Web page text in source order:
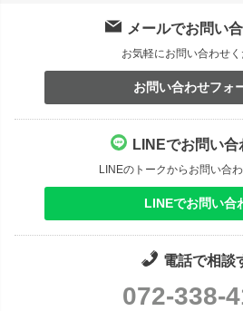
メールでお問い
お気軽にお問い合わせく
お問い合わせフォ
LINEでお問い合
LINEのトークからお問い合わ
LINEでお問い合
電話で相談
072-338-